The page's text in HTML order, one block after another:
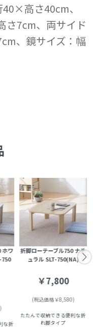
高さ40cm、
7cm、両サイド
、鏡サイズ：幅
ホワ
750
な折
折脚ローテーブル750 ナチ
ュラル SLT-750(NA)
￥7,800
(税込価格￥8,580)
たたんで収納できる便利な折
れ脚タイプ